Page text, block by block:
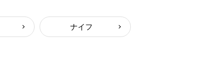
ナイフ